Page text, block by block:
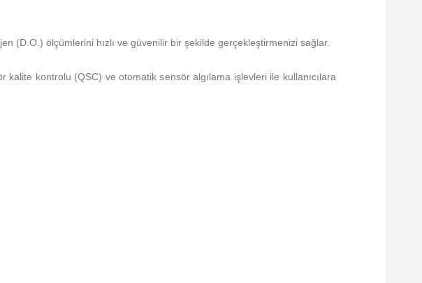
(D.O.) ölçümlerini hızlı ve güvenilir bir şekilde gerçekleştirmenizi sağlar.
kontrolu (QSC) ve otomatik sensör algılama işlevleri ile kullanıcılara